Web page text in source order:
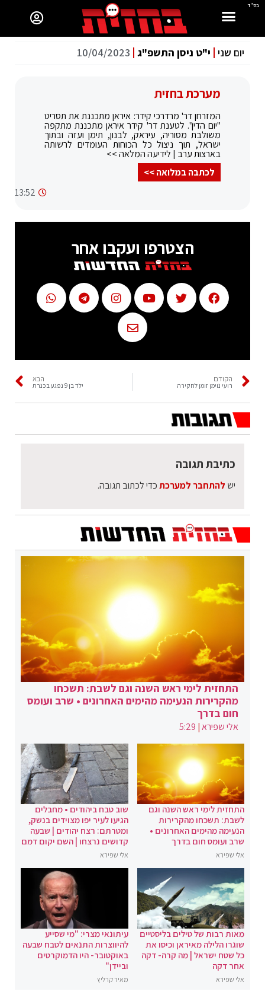
בס"ד
יום שני י"ט ניסן התשפ"ג 10/04/2023
מערכת בחזית
המזרחן דר' מרדרכי קידר: איראן מתכננת את תסריט
"יום הדין". לטענת דר' קידר איראן מתכננת מתקפה
משולבת מסוריה, עיראק, לבנון, תימן ועזה ובתוך
ישראל, תוך ניצול כל הכוחות העומדים לרשותה
בארצות ערב | לידיעה המלאה >>
לכתבה במלואה >>
13:52
הצטרפו ועקבו אחר
הקודם
רועי נוימן זומן לחקירה
הבא
ילד בן 9 נפגע בכנרת
כתיבת תגובה
יש להתחבר למערכתכדי לכתוב תגובה.
התחזית לימי ראש השנה וגם לשבת: תשכחו
מהקרירות הנעימה מהימים האחרונים • שרב ועומס
חום בדרך
אלי שפירא|
5:29
התחזית לימי ראש השנה וגם
לשבת: תשכחו מהקרירות
הנעימה מהימים האחרונים •
שרב ועומס חום בדרך
אלי שפירא
שוב טבח ביהודים • מחבלים
הגיעו לעיר יפו מצוידים בנשק,
ומטרתם: רצח יהודים | שבעה
קדושים נרצחו | השם יקום דמם
אלי שפירא
מאות רבות של טילים בליסטיים
שוגרו הלילה מאיראן וכיסו את
כל שטח ישראל | מה קרה- דקה
אחר דקה
אלי שפירא
עיתונאי מצרי: "מי שסייע
להיווצרות התנאים לטבח שבעה
באוקטובר- היו הדמוקרטים
וביידן"
מאיר קרליץ